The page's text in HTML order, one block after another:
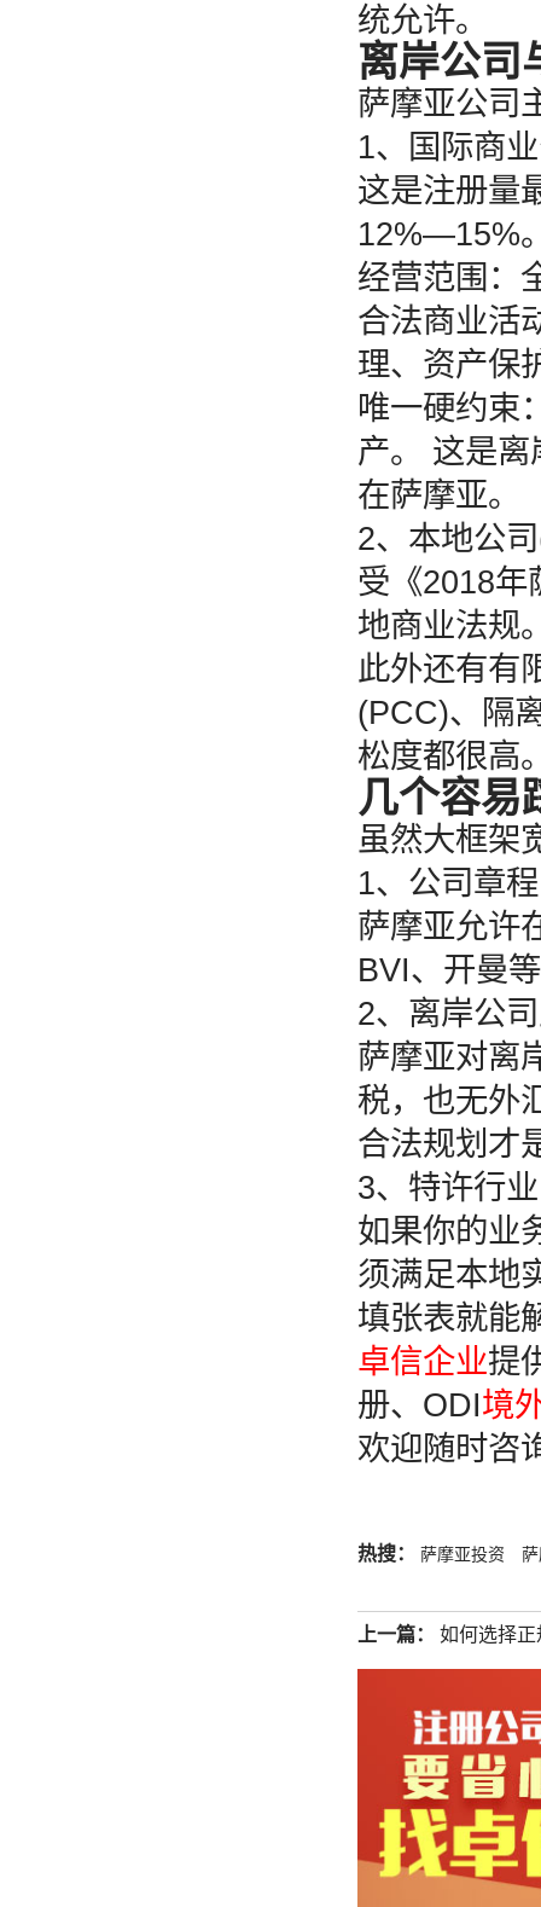
统允许。
离岸公司
萨摩亚公司
1、国际商
这是注册量
12%—15%
经营范围：
合法商业活
理、资产保
唯一硬约束
产。 这是
在萨摩亚。
2、本地公
受《2018年
地商业法规
此外还有有
(PCC)、隔
松度都很高
几个容易
虽然大框架
1、公司章
萨摩亚允许
BVI、开曼
2、离岸公
萨摩亚对离
税，也无外
合法规划才
3、特许行
如果你的业
须满足本地
填张表就能
卓信企业提
册、ODI境
欢迎随时咨
热搜： 萨摩亚投资
上一篇： 如何选择